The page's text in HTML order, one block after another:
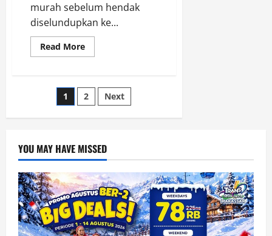
murah sebelum hendak
diselundupkan ke...
Read MoreRead
more
Ilegal
Digagalkan
Sebelum
Posts
pagination
1 2 Next
YOU MAY HAVE MISSED